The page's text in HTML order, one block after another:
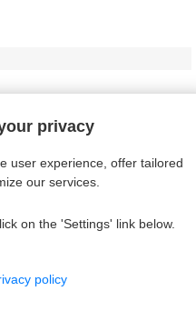

privacy
user experience, offer tailored
our services.
on the 'Settings' link below.
policy